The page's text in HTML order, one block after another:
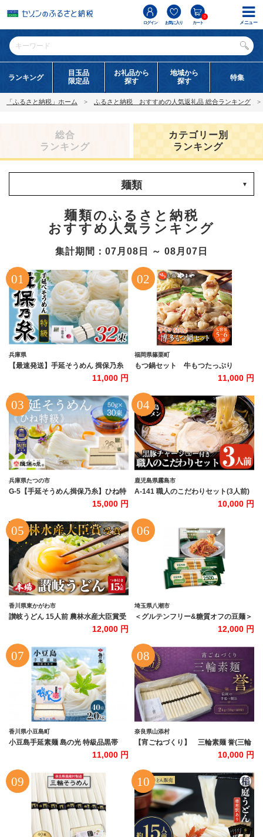
ログイン お気に入り カート
0
ランキング
目玉品
限定品
お礼品から
探す
地域から
探す
特集
「ふるさと納税」ホーム ふるさと納税 おすすめの人気返礼品 総合ランキング
麺類
総合
ランキング
カテゴリー別
ランキング
麺類のふるさと納税
おすすめ人気ランキング
集計期間：07月08日 ～ 08月07日
兵庫県
【最速発送】手延そうめん 揖保乃糸
特級品 32束 1.6kg ／ 素麺 そうめん
揖保乃糸 手延べそうめん にゅうめん
にゅう麺 麺 のし ギフト お歳暮
11,000 円
福岡県篠栗町
もつ鍋セット 牛もつたっぷり
600g！大容量5-6人前 博多もつ鍋や
まや 国産牛もつ 篠栗町本社
AZ039
11,000 円
兵庫県たつの市
G-5【手延そうめん揖保乃糸】ひね特
15,000 円
鹿児島県霧島市
A-141 職人のこだわりセット(3人前)
10,000 円
香川県東かがわ市
讃岐うどん 15人前 農林水産大臣賞受
賞 うどん つゆ付き うどん 手打ちうど
ん 半生うどん さぬきうどん 香川 香川
県 東かがわ市
12,000 円
埼玉県八潮市
＜グルテンフリー&糖質オフの豆麺＞
ZENB ゼンブヌードル 丸麺16食(4袋)
パスタ、ラーメン等に【1643986】
12,000 円
香川県小豆島町
小豆島手延素麺 島の光 特級品黒帯
11,000 円
奈良県山添村
【宵ごねづくり】 三輪素麺 誉(三輪
そうめん ほまれ) 2kg(50g×40束)
10,000 円
メニュー